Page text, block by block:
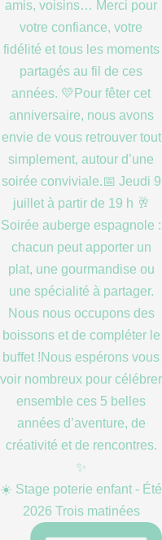
☀️ Stage poterie enfant - Été
2026 Trois matinées